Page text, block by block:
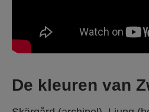
De kleuren van